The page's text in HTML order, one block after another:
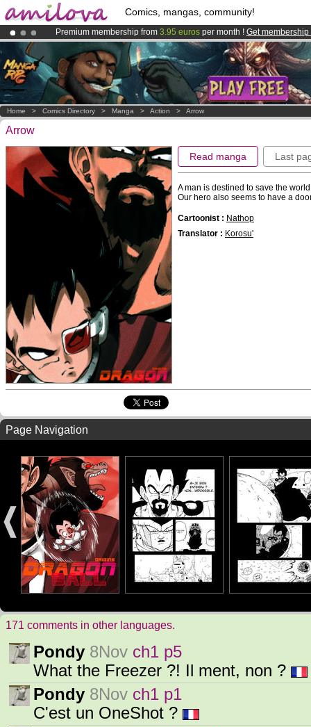
Comics, mangas, community!
Premium membership from 3.95 euros per month ! Get membership
Already 134393membersand 1208comics & mangas!.
AmilovaKickstarter is now LIVE!.
Home > Comics Directory > Manga > Action > Arrow
Arrow
Read manga Last
A man is destined to save the
Our hero also seems to have a
Cartoonist : Nathop
Translator : Korosu'
Page Navigation
171 comments in other languages.
Pondy 8Nov ch1 p5
What the Freezer ?! Il ment, non ?
Pondy 8Nov ch1 p1
C'est un OneShot ?